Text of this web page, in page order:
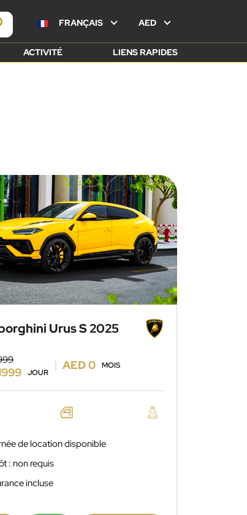
FRANÇAIS AED
ACTIVITÉ LIENS RAPIDES
Urus S 2025
JOUR
AED 0 MOIS
de location disponible
: non requis
incluse